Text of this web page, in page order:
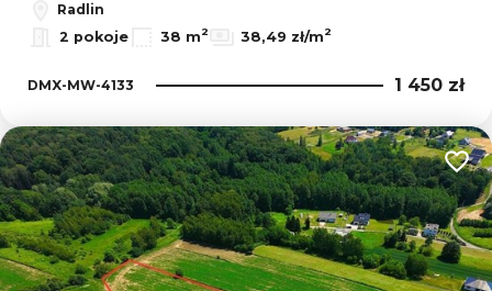
Radlin
2 pokoje
38 m2 38,49 zł/m2
DMX-MW-4133 1 450 zł